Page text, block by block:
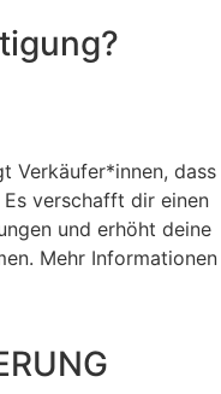
Verkäufer*innen, dass
verschafft dir einen
und erhöht deine
Mehr Informationen